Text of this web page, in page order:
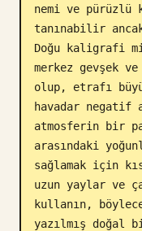
nemi ve pürüzlü
tanınabilir
Doğu kaligrafi
merkez gevşek
olup, etrafı
havadar
atmosferin bir
arasındaki
sağlamak için
uzun yaylar ve
kullanın,
yazılmış doğal